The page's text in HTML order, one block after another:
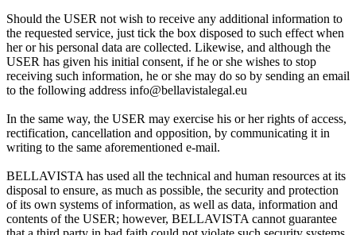
Should the USER not wish to receive any additional information to
the requested service, just tick the box disposed to such effect when
her or his personal data are collected. Likewise, and although the
USER has given his initial consent, if he or she wishes to stop
receiving such information, he or she may do so by sending an email
to the following address info@bellavistalegal.eu
In the same way, the USER may exercise his or her rights of access,
rectification, cancellation and opposition, by communicating it in
writing to the same aforementioned e-mail.
BELLAVISTA has used all the technical and human resources at its
disposal to ensure, as much as possible, the security and protection
of its own systems of information, as well as data, information and
contents of the USER; however, BELLAVISTA cannot guarantee